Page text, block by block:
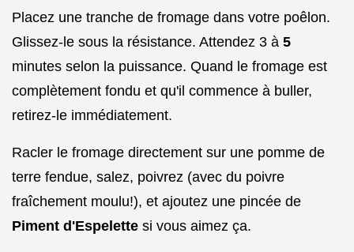
Placez une tranche de fromage dans votre poêlon.
Glissez-le sous la résistance. Attendez 3 à 5
minutes selon la puissance. Quand le fromage est
complètement fondu et qu'il commence à buller,
retirez-le immédiatement.
Racler le fromage directement sur une pomme de
terre fendue, salez, poivrez (avec du poivre
fraîchement moulu!), et ajoutez une pincée de
Piment d'Espelette si vous aimez ça.